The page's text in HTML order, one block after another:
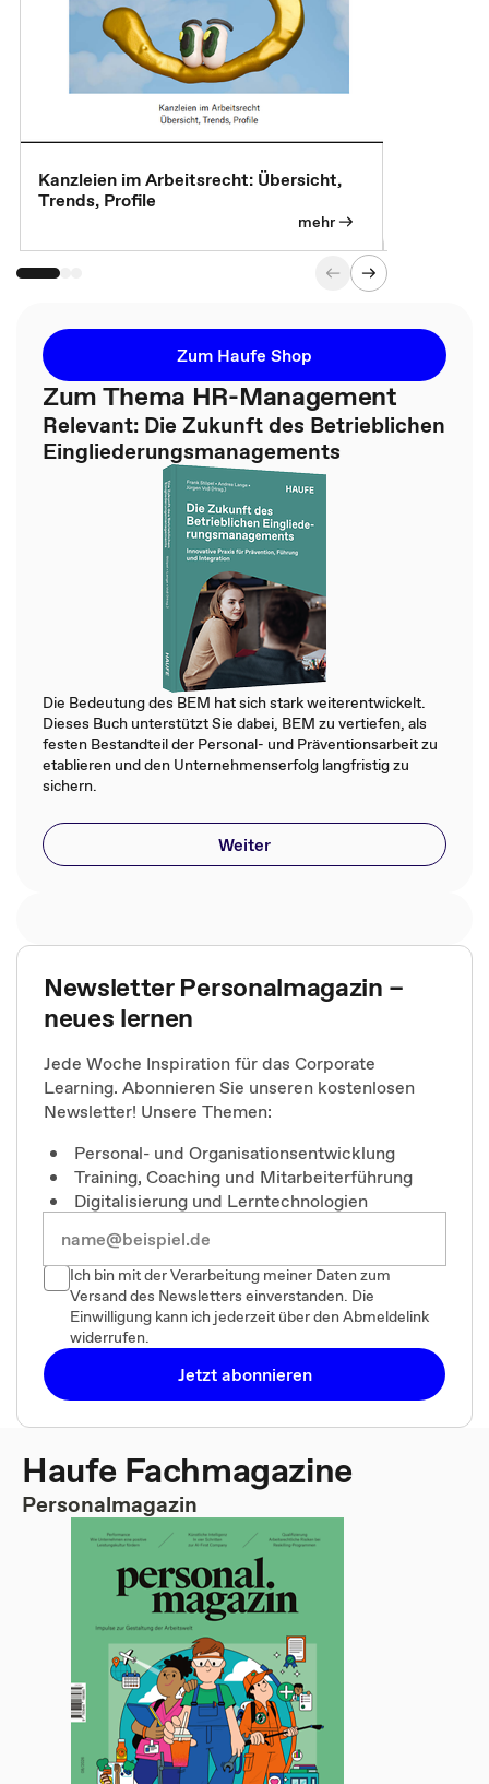
Kanzleien im Arbeitsrecht: Übersicht,
Trends, Profile
mehr
Zum Haufe Shop
Zum Thema HR-Management
Relevant: Die Zukunft des Betrieblichen
Eingliederungsmanagements
Die Bedeutung des BEM hat sich stark weiterentwickelt.
Dieses Buch unterstützt Sie dabei, BEM zu vertiefen, als
festen Bestandteil der Personal- und Präventionsarbeit zu
etablieren und den Unternehmenserfolg langfristig zu
sichern.
Weiter
Newsletter Personalmagazin –
neues lernen
Jede Woche Inspiration für das Corporate
Learning. Abonnieren Sie unseren kostenlosen
Newsletter! Unsere Themen:
Personal- und Organisationsentwicklung
Training, Coaching und Mitarbeiterführung
Digitalisierung und Lerntechnologien
Ich bin mit der Verarbeitung meiner Daten zum
Versand des Newsletters einverstanden. Die
Einwilligung kann ich jederzeit über den Abmeldelink
widerrufen.
Jetzt abonnieren
Haufe Fachmagazine
Personalmagazin